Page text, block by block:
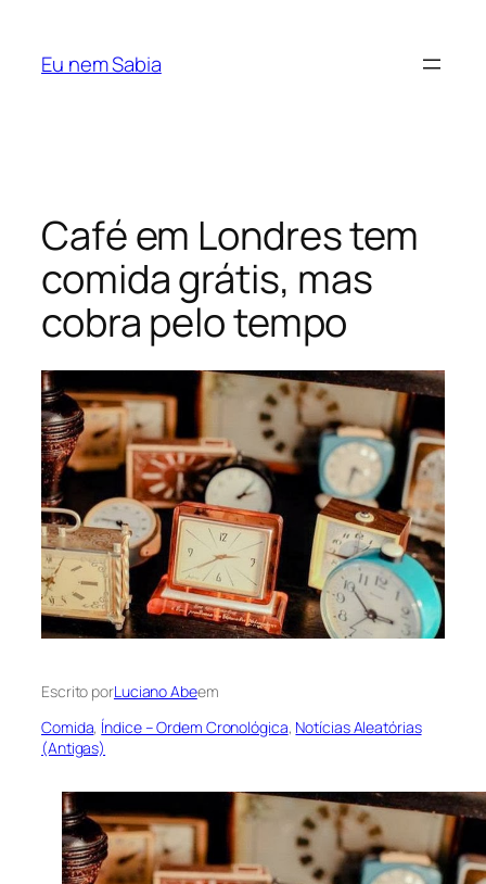
Eu nem Sabia
Café em Londres tem
comida grátis, mas
cobra pelo tempo
Escrito porLuciano Abeem
Comida, Índice – Ordem Cronológica, Notícias Aleatórias
(Antigas)